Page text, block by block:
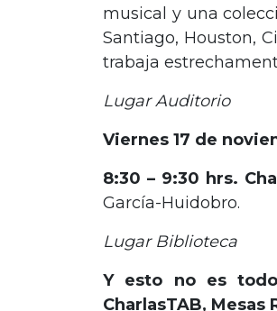
musical y una
Santiago, Houston,
trabaja
Lugar Auditorio
Viernes 17 de
8:30 – 9:30 hrs.
García-Huidobro.
Lugar Biblioteca
Y esto no es
CharlasTAB,